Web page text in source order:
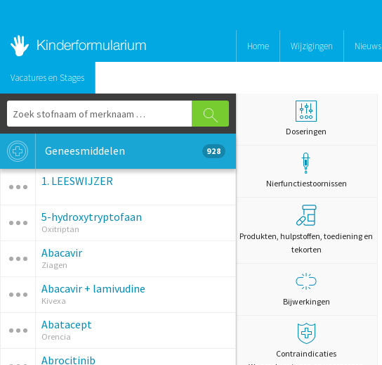
Home Wijzigingen Nieuws
Vacatures en Stages
Geneesmiddelen 928
1. LEESWIJZER
5-hydroxytryptofaan
Oxitriptan
Abacavir
Ziagen
Abacavir + lamivudine
Kivexa
Abatacept
Orencia
Abrocitinib
Doseringen
Nierfunctiestoornissen
Produkten, hulpstoffen, toediening en
tekorten
Bijwerkingen
Contraindicaties